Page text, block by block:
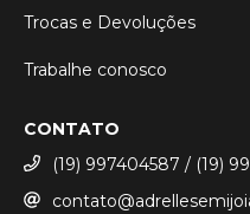
Trocas e Devoluções
Trabalhe conosco
CONTATO
(19) 997404587 / (19)